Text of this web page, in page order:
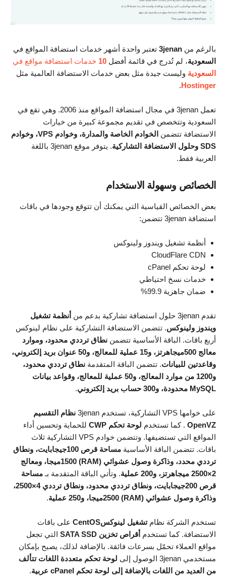
بالرغم من 3jenan تعتبر واحدة أشهر خدمات استضافة المواقع في
السعودية، لم تُدرج في قائمة أفضل 10 خدمات استضافة مواقع في
السعودية وليست جيدة مثل بعض خدمات الاستضافة العالمية مثل
Hostinger
.
تعمل 3jenan في مجال استضافة المواقع منذ 2006. وهي تقع في
السعودية وتتخصص في تقديم مجموعة كبيرة من خيارات
الاستضافة تتضمن
الخوادم الخاصة والمدارة، وخوادم VPS، وخوادم
SDS وحلول الاستضافة التشاركية
. يتوفر موقع 3jenan باللغة
العربية فقط.
الخصائص وسهولة الاستخدام
بعض الخصائص القياسية التي يمكنك أن تتوقع وجودها في باقات
استضافة 3jenan تتضمن:
أنظمة تشغيل ويندوز ولينوكس
CloudFlare CDN
لوحة تحكم cPanel
خدمات نسخ احتياطي
ضمان جاهزية 99.9%
تقدم 3jenan حلول استضافة تشاركية بدعم من
أنظمة تشغيل
ويندوز ولينوكس. تتضمن الاستضافة التشاركية على نظام لينوكس
أربع باقات. الباقة الأساسية تتضمن نطاق ترددي محدود، وموارد
معالج 500ميجاهرتز، و15 عملية للمعالج، و50 عنوان بريد إلكتروني،
وقاعدتين للبيانات. تتضمن الباقة المتقدمة نطاق ترددي محدود،
و1200 من موارد المعالج، و50 عملية للمعالج، وقواعد بيانات
MySQL محدودة، و300 حساب بريد إلكتروني
.
على خوامها VPS التشاركية، تستخدم 3jenan
نظام التقسيم
OpenVZ . كما تستخدم لوحة تحكم CWP
للحماية وتحسين أداء
المواقع التي تستضيفها. وتتضمن خوادم VPS التشاركية ثلاث
باقات. تتضمن الباقة الأساسية
مساحة قرص 100جيجابايت، ونطاق
ترددي محدد، وذاكرة وصول عشوائي (RAM) 1500ميجا، ومعالج
2×2500 ميجاهرتز، و200 عملية
. وتأتي الباقة المتقدمة بـ مساحة
قرص 200جيجابايت، ونطاق ترددي محدود، ونطاق ترددي 4×2500،
وذاكرة وصول عشوائي (RAM) 2500ميجا، و250 عملية
.
تستخدم الشركة نظامتشغيل لينوكسCentOS
على باقات
الاستضافة. كما تستخدم أقراص تخزين SATA SSD
التي تجعل
مواقع العملاء تحمّل بسرعات فائقة. بالإضافة لذلك، يصبح بإمكان
مستخدمي 3jenan الوصول إلى
لوحة تحكم متعددة اللغات تتألف
من العديد من اللغات بالإضافة إلى لوحة تحكم cPanel عربية
.